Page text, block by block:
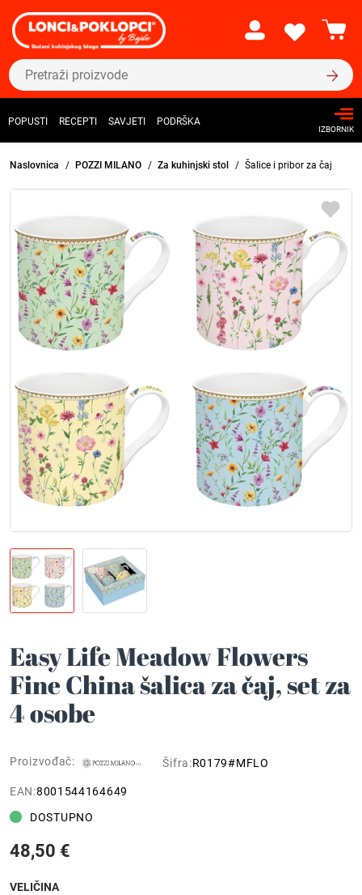
POPUSTI RECEPTI SAVJETI PODRŠKA
IZBORNIK
Naslovnica POZZI MILANO Za kuhinjski stol Šalice i pribor za čaj
Easy Life Meadow Flowers
Fine China šalica za čaj, set za
4 osobe
Proizvođač: Šifra:R0179#MFLO
EAN:8001544164649
DOSTUPNO
48,50 €
VELIČINA